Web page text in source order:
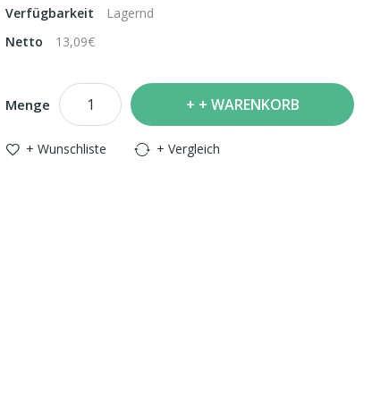
Verfügbarkeit
Lagernd
Netto
13,09€
Menge + WARENKORB
+ Wunschliste + Vergleich